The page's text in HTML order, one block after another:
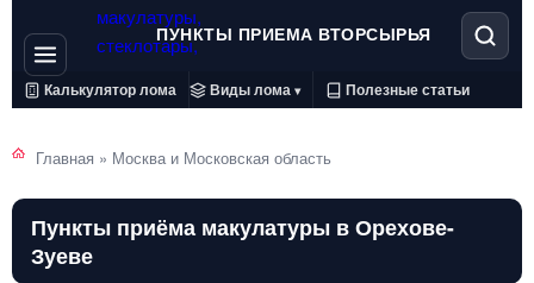
ПУНКТЫ ПРИЕМА ВТОРСЫРЬЯ
Калькулятор лома Виды лома ▾ Полезные статьи
Главная » Москва и Московская область
Пункты приёма макулатуры в Орехове-
Зуеве